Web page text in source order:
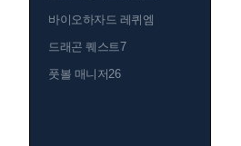
바이오하자드 레퀴엠
드래곤 퀘스트7
풋볼 매니저26